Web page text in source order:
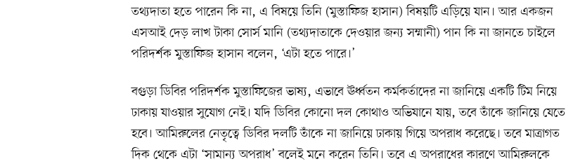
তথ্যদাতা হতে পারেন কি না, এ বিষয়ে তিনি (মুস্তাফিজ হাসান) বিষয়টি এড়িয়ে যান। আর একজন
এসআই দেড় লাখ টাকা সোর্স মানি (তথ্যদাতাকে দেওয়ার জন্য সম্মানী) পান কি না জানতে চাইলে
পরিদর্শক মুস্তাফিজ হাসান বলেন, ‘এটা হতে পারে।’
বগুড়া ডিবির পরিদর্শক মুস্তাফিজের ভাষ্য, এভাবে ঊর্ধ্বতন কর্মকর্তাদের না জানিয়ে একটি টিম নিয়ে
ঢাকায় যাওয়ার সুযোগ নেই। যদি ডিবির কোনো দল কোথাও অভিযানে যায়, তবে তাঁকে জানিয়ে যেতে
হবে। আমিরুলের নেতৃত্বে ডিবির দলটি তাঁকে না জানিয়ে ঢাকায় গিয়ে অপরাধ করেছে। তবে মাত্রাগত
দিক থেকে এটা ‘সামান্য অপরাধ’ বলেই মনে করেন তিনি। তবে এ অপরাধের কারণে আমিরুলকে